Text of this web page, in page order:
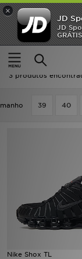
×
JD
JD
Página principal
Homem - Nike
3 produtos
39 40
Nike Shox TL
INÍCIO
Promoções
NOVIDADES
DESPORTO